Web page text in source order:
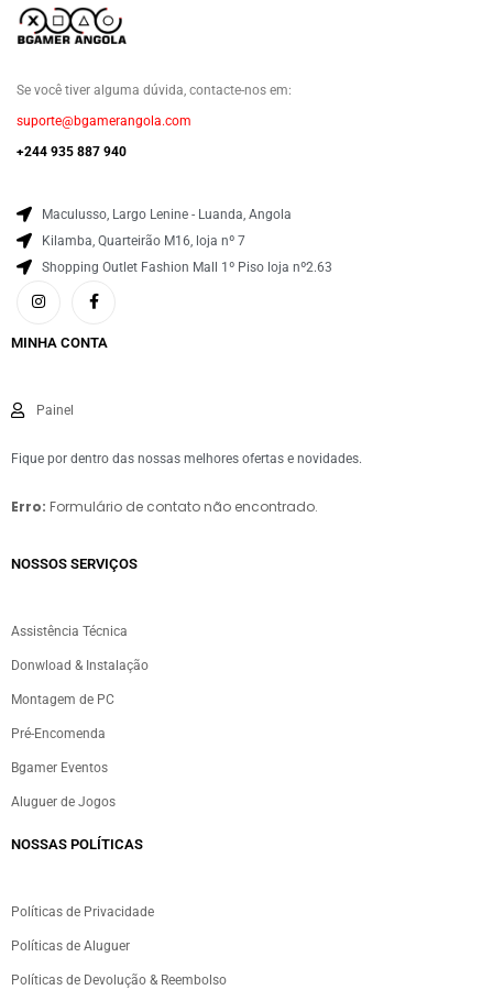
Se você tiver alguma dúvida, contacte-nos em:
suporte@bgamerangola.com
+244 935 887 940
Maculusso, Largo Lenine - Luanda, Angola
Kilamba, Quarteirão M16, loja nº 7
Shopping Outlet Fashion Mall 1º Piso loja nº2.63
MINHA CONTA
Painel
Fique por dentro das nossas melhores ofertas e novidades.
Erro: Formulário de contato não encontrado.
NOSSOS SERVIÇOS​
Assistência Técnica
Donwload & Instalação
Montagem de PC
Pré-Encomenda
Bgamer Eventos
Aluguer de Jogos
NOSSAS POLÍTICAS
Políticas de Privacidade
Políticas de Aluguer
Políticas de Devolução & Reembolso